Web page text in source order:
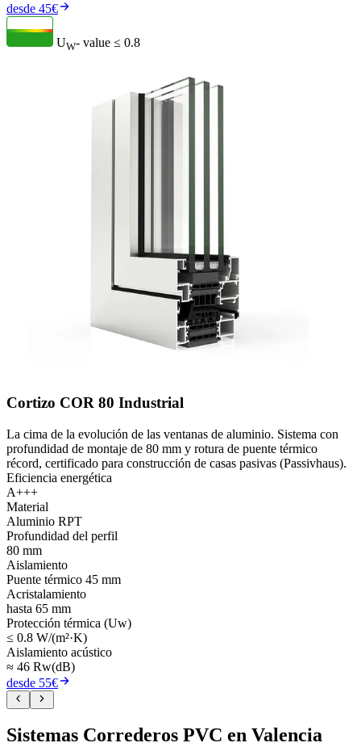
desde 45€
UW- value ≤ 0.8
Cortizo COR 80 Industrial
La cima de la evolución de las ventanas de aluminio. Sistema con
profundidad de montaje de 80 mm y rotura de puente térmico
récord, certificado para construcción de casas pasivas (Passivhaus).
Eficiencia energética
A+++
Material
Aluminio RPT
Profundidad del perfil
80 mm
Aislamiento
Puente térmico 45 mm
Acristalamiento
hasta 65 mm
Protección térmica (Uw)
≤ 0.8 W/(m²·K)
Aislamiento acústico
≈ 46 Rw(dB)
desde 55€
Sistemas Correderos PVC en Valencia